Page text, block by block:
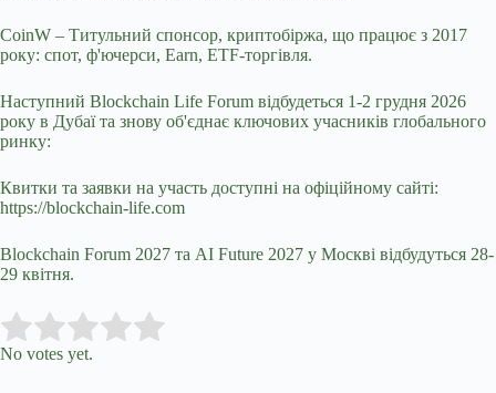
CoinW – Титульний спонсор, криптобіржа, що працює з 2017
року: спот, ф'ючерси, Earn, ETF-торгівля.
Наступний Blockchain Life Forum відбудеться 1-2 грудня 2026
року в Дубаї та знову об'єднає ключових учасників глобального
ринку:
Квитки та заявки на участь доступні на офіційному сайті:
https://blockchain-life.com
Blockchain Forum 2027 та AI Future 2027 у Москві відбудуться 28-
29 квітня.
Rate this item:
No votes yet.